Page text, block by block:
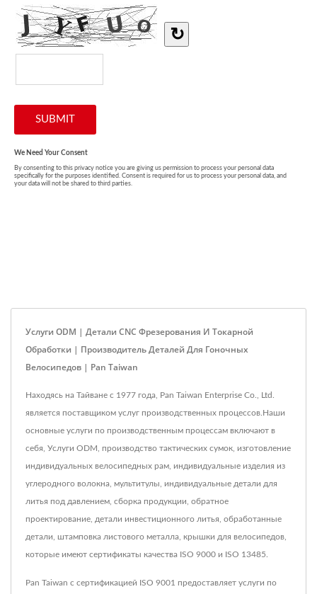
Услуги ODM | Детали CNC Фрезерования И Токарной
Обработки | Производитель Деталей Для Гоночных
Велосипедов | Pan Taiwan
Находясь на Тайване с 1977 года, Pan Taiwan Enterprise Co., Ltd.
является поставщиком услуг производственных процессов.Наши
основные услуги по производственным процессам включают в
себя, Услуги ODM, производство тактических сумок, изготовление
индивидуальных велосипедных рам, индивидуальные изделия из
углеродного волокна, мультитулы, индивидуальные детали для
литья под давлением, сборка продукции, обратное
проектирование, детали инвестиционного литья, обработанные
детали, штамповка листового металла, крышки для велосипедов,
которые имеют сертификаты качества ISO 9000 и ISO 13485.
Pan Taiwan с сертификацией ISO 9001 предоставляет услуги по